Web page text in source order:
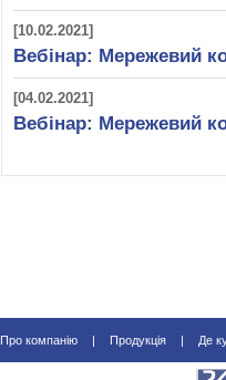
[10.02.2021]
Вебінар: Мережевий
[04.02.2021]
Вебінар: Мережевий
Про компанію | Продукція | Де